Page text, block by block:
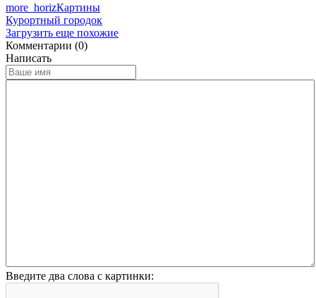
more_horizКартины
Курортный городок
Загрузить еще похожие
Комментарии (0)
Написать
Введите два слова с картинки: